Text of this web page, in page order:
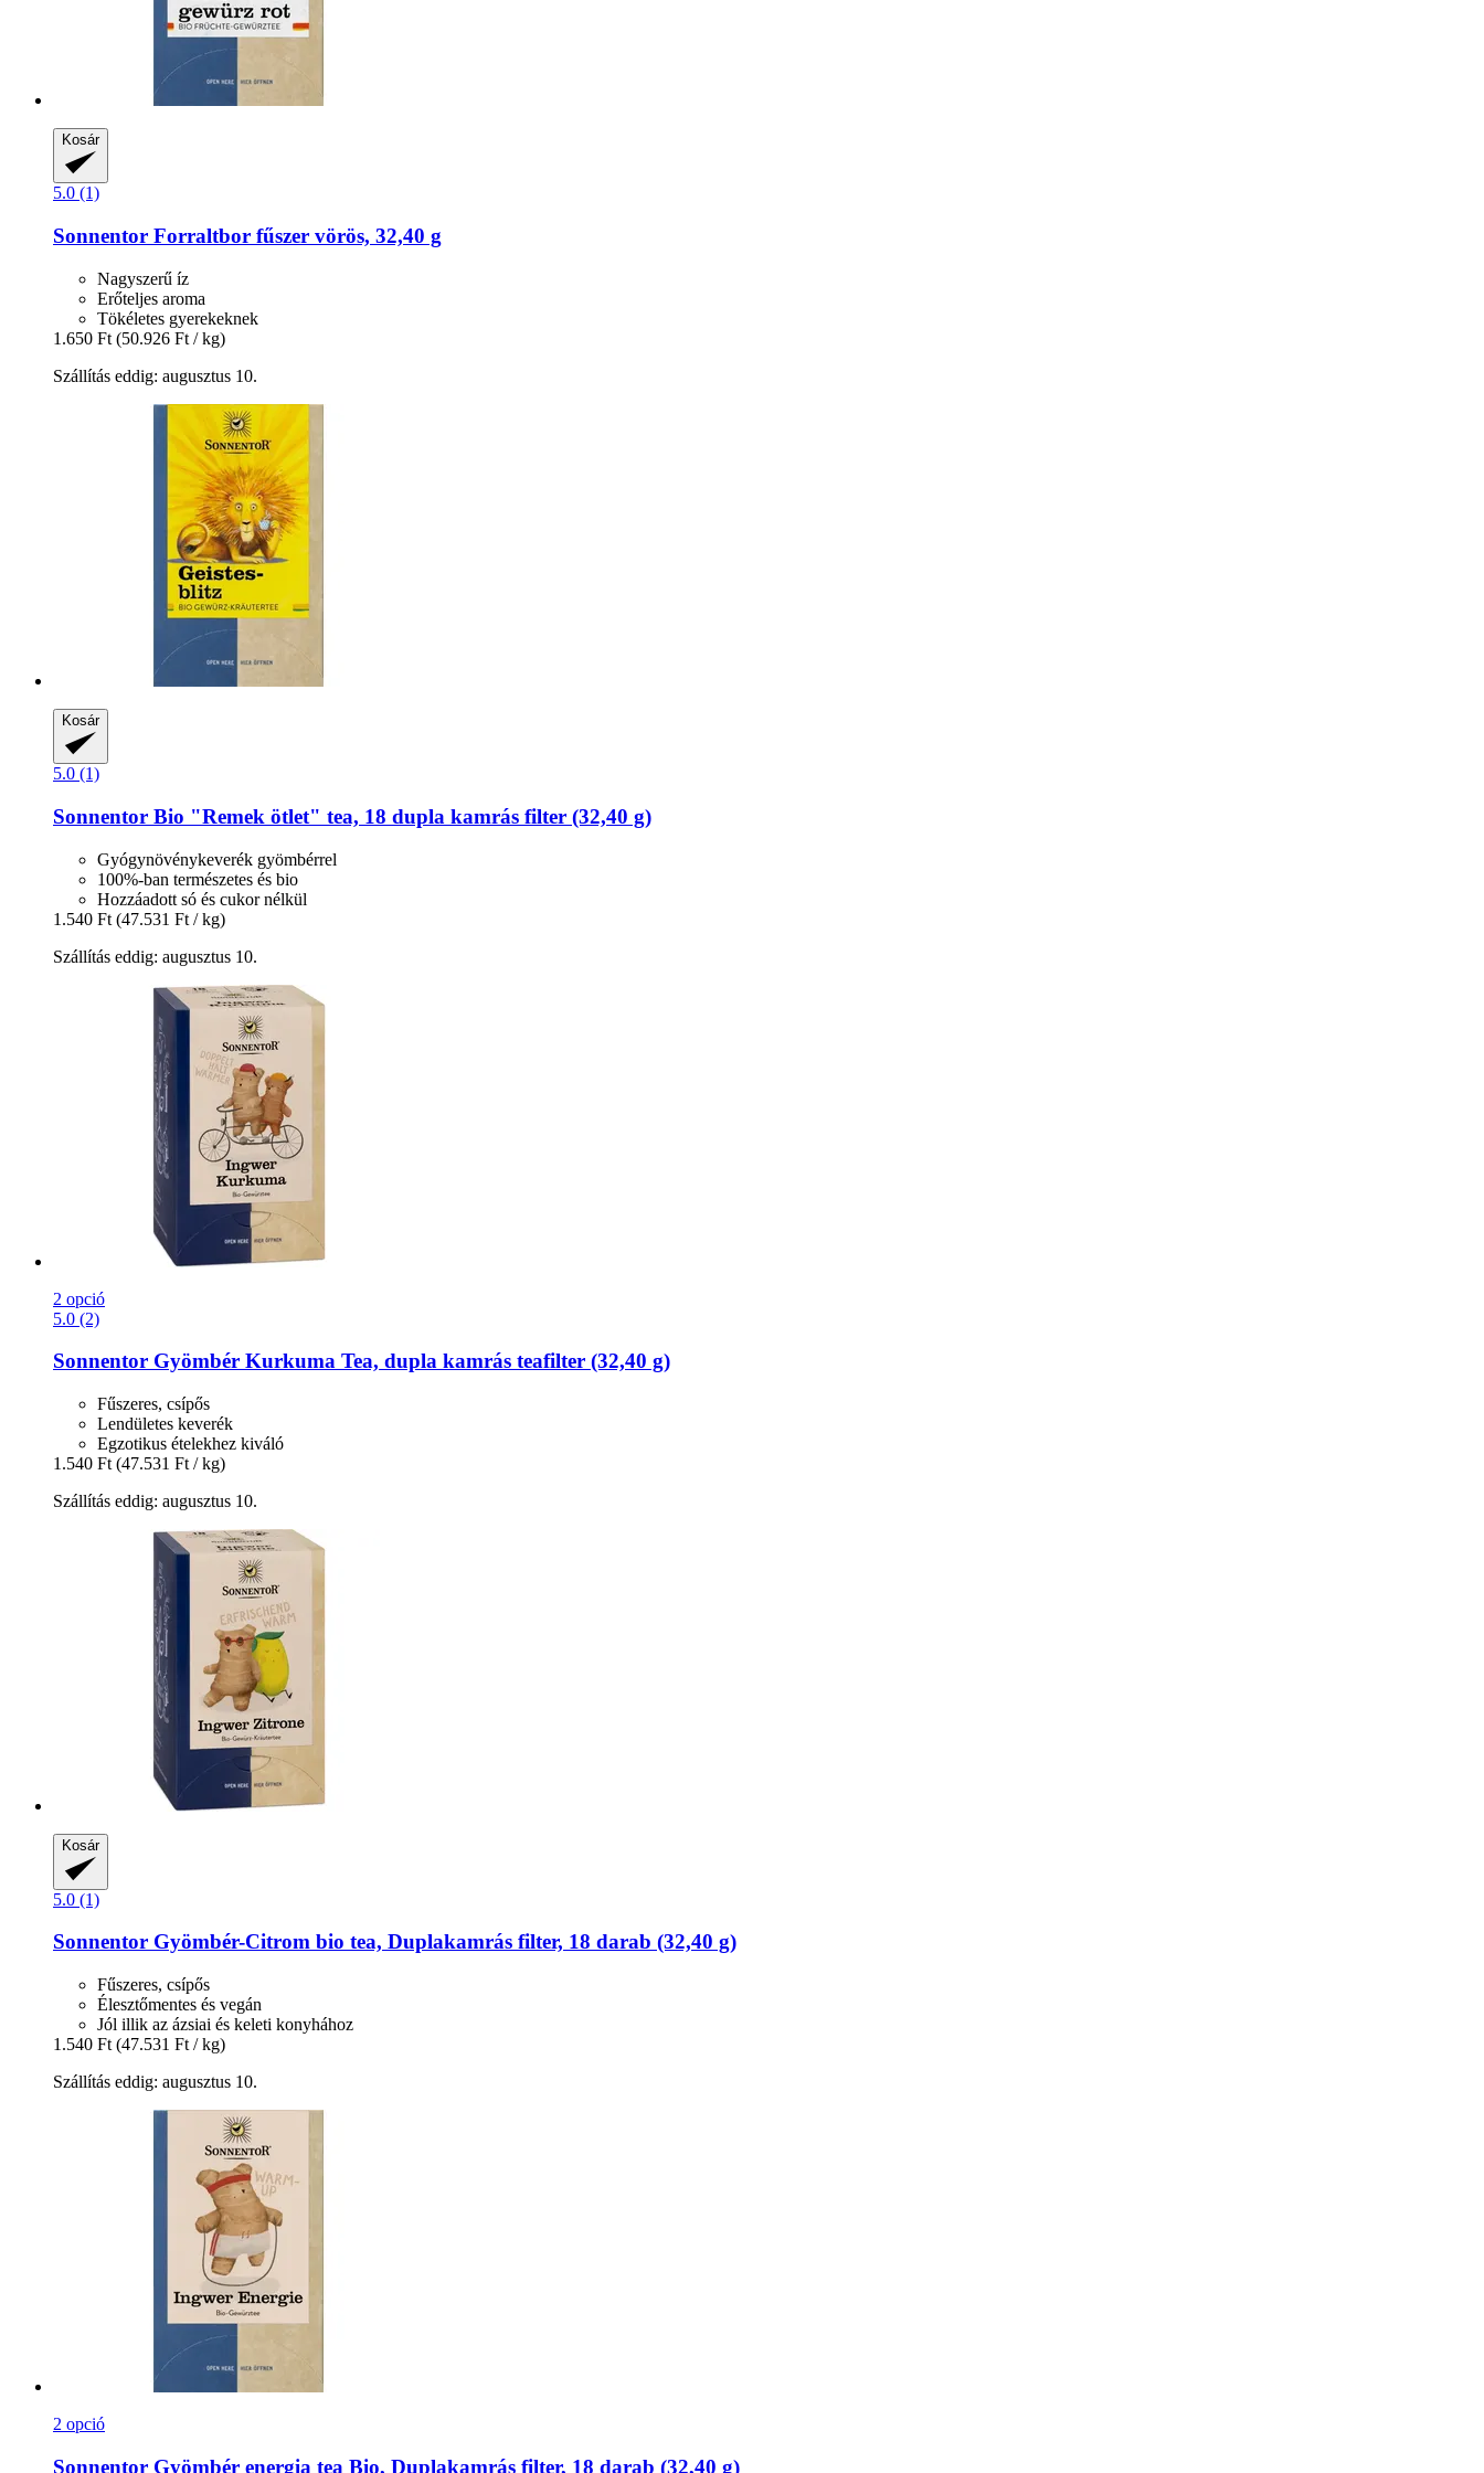
Kosár
5.0 (1)
Sonnentor Forraltbor fűszer vörös, 32,40 g
Nagyszerű íz
Erőteljes aroma
Tökéletes gyerekeknek
1.650 Ft (50.926 Ft / kg)
Szállítás eddig: augusztus 10.
Kosár
5.0 (1)
Sonnentor Bio "Remek ötlet" tea, 18 dupla kamrás filter (32,40 g)
Gyógynövénykeverék gyömbérrel
100%-ban természetes és bio
Hozzáadott só és cukor nélkül
1.540 Ft (47.531 Ft / kg)
Szállítás eddig: augusztus 10.
2 opció
5.0 (2)
Sonnentor Gyömbér Kurkuma Tea, dupla kamrás teafilter (32,40 g)
Fűszeres, csípős
Lendületes keverék
Egzotikus ételekhez kiváló
1.540 Ft (47.531 Ft / kg)
Szállítás eddig: augusztus 10.
Kosár
5.0 (1)
Sonnentor Gyömbér-​Citrom bio tea, Duplakamrás filter, 18 darab (32,40 g)
Fűszeres, csípős
Élesztőmentes és vegán
Jól illik az ázsiai és keleti konyhához
1.540 Ft (47.531 Ft / kg)
Szállítás eddig: augusztus 10.
2 opció
Sonnentor Gyömbér energia tea Bio, Duplakamrás filter, 18 darab (32,40 g)